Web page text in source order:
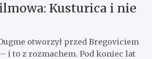
Kusturica i nie
otworzył przed Bregoviciem
i to z rozmachem. Pod koniec lat